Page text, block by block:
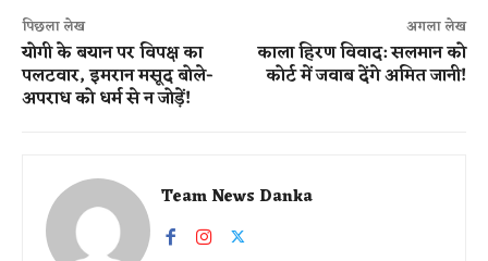
पिछला लेख
योगी के बयान पर विपक्ष का
पलटवार, इमरान मसूद बोले-
अपराध को धर्म से न जोड़ें!
अगला लेख
काला हिरण विवाद: सलमान को
कोर्ट में जवाब देंगे अमित जानी!
Team News Danka